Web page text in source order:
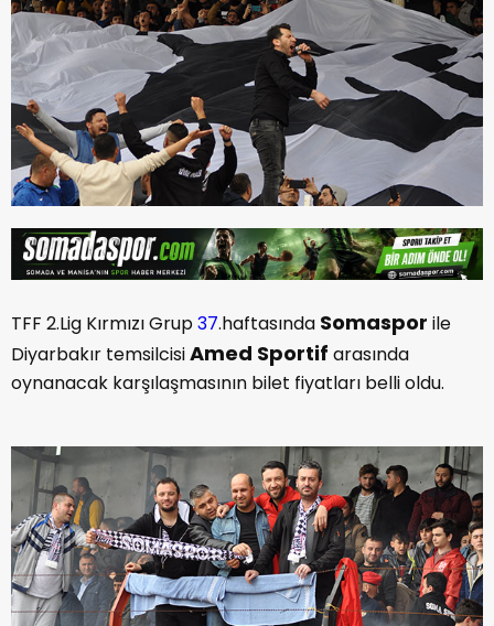
TFF 2.Lig Kırmızı Grup37.haftasında Somaspor ile
Diyarbakır temsilcisiAmed Sportif arasında
oynanacak karşılaşmasının bilet fiyatları belli oldu.